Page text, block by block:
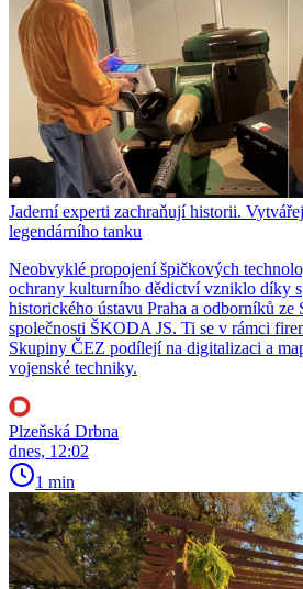
Jaderní experti zachraňují historii.
legendárního tanku
Neobvyklé propojení špičkových
ochrany kulturního dědictví vzniklo díky
historického ústavu Praha a odborníků ze
společnosti ŠKODA JS. Ti se v rámci
Skupiny ČEZ podílejí na digitalizaci a
vojenské techniky.
Plzeňská Drbna
dnes, 12:02
1 min